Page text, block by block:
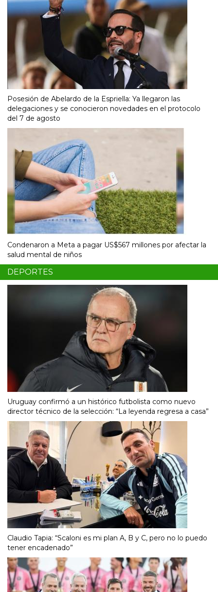
Posesión de Abelardo de la Espriella: Ya llegaron las
delegaciones y se conocieron novedades en el protocolo
del 7 de agosto
Condenaron a Meta a pagar US$567 millones por afectar la
salud mental de niños
DEPORTES
Uruguay confirmó a un histórico futbolista como nuevo
director técnico de la selección: “La leyenda regresa a casa”
Claudio Tapia: “Scaloni es mi plan A, B y C, pero no lo puedo
tener encadenado”